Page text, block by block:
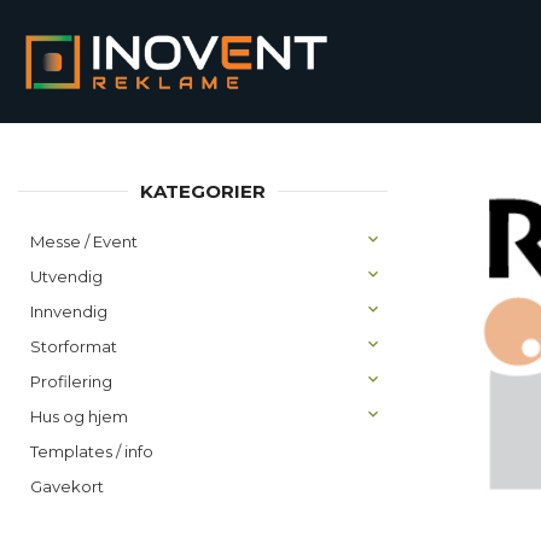
innholdet
PRODUKTER
KATEGORIER
Messe / Event
Utvendig
Innvendig
Storformat
Profilering
Hus og hjem
Templates / info
Gavekort